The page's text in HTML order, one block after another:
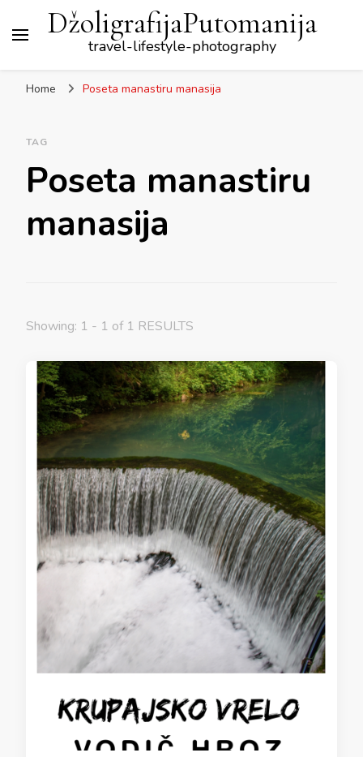
DžoligrafijaPutomanija
travel-lifestyle-photography
Home Poseta manastiru manasija
TAG
Poseta manastiru
manasija
Showing: 1 - 1 of 1 RESULTS